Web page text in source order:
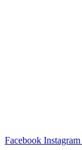
Facebook Instagram